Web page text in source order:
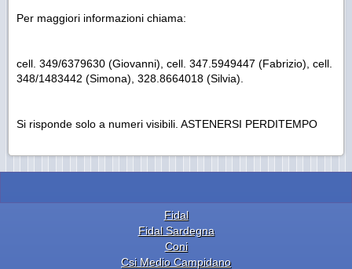
Per maggiori informazioni chiama:
cell. 349/6379630 (Giovanni), cell. 347.5949447 (Fabrizio), cell.
348/1483442 (Simona), 328.8664018 (Silvia).
Si risponde solo a numeri visibili. ASTENERSI PERDITEMPO
Fidal
Fidal Sardegna
Coni
Csi Medio Campidano